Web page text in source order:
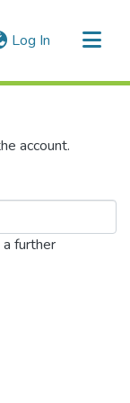
Log In (current)
account.
further